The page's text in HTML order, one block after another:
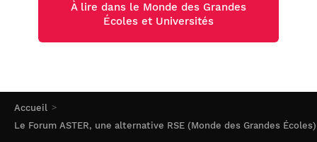
Accueil
Le Forum ASTER, une alternative RSE (Monde des Grandes Écoles)
À lire dans le Monde des Grandes
Écoles et Universités